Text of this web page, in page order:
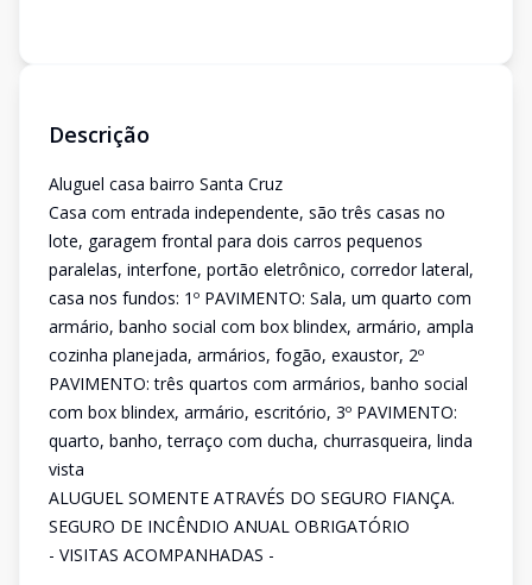
Descrição
Aluguel casa bairro Santa Cruz
Casa com entrada independente, são três casas no
lote, garagem frontal para dois carros pequenos
paralelas, interfone, portão eletrônico, corredor lateral,
casa nos fundos: 1º PAVIMENTO: Sala, um quarto com
armário, banho social com box blindex, armário, ampla
cozinha planejada, armários, fogão, exaustor, 2º
PAVIMENTO: três quartos com armários, banho social
com box blindex, armário, escritório, 3º PAVIMENTO:
quarto, banho, terraço com ducha, churrasqueira, linda
vista
ALUGUEL SOMENTE ATRAVÉS DO SEGURO FIANÇA.
SEGURO DE INCÊNDIO ANUAL OBRIGATÓRIO
- VISITAS ACOMPANHADAS -